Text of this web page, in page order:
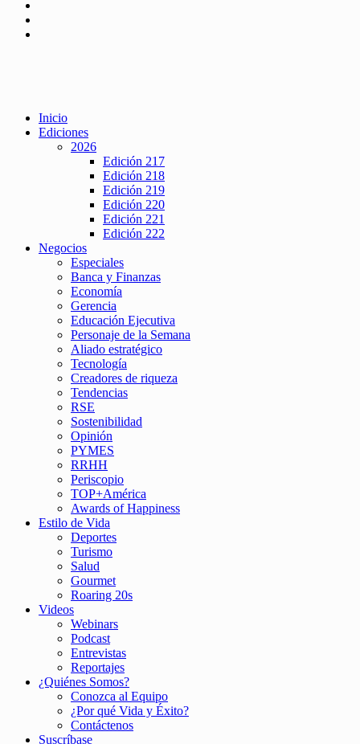
Inicio
Ediciones
2026
Edición 217
Edición 218
Edición 219
Edición 220
Edición 221
Edición 222
Negocios
Especiales
Banca y Finanzas
Economía
Gerencia
Educación Ejecutiva
Personaje de la Semana
Aliado estratégico
Tecnología
Creadores de riqueza
Tendencias
RSE
Sostenibilidad
Opinión
PYMES
RRHH
Periscopio
TOP+América
Awards of Happiness
Estilo de Vida
Deportes
Turismo
Salud
Gourmet
Roaring 20s
Videos
Webinars
Podcast
Entrevistas
Reportajes
¿Quiénes Somos?
Conozca al Equipo
¿Por qué Vida y Éxito?
Contáctenos
Suscríbase